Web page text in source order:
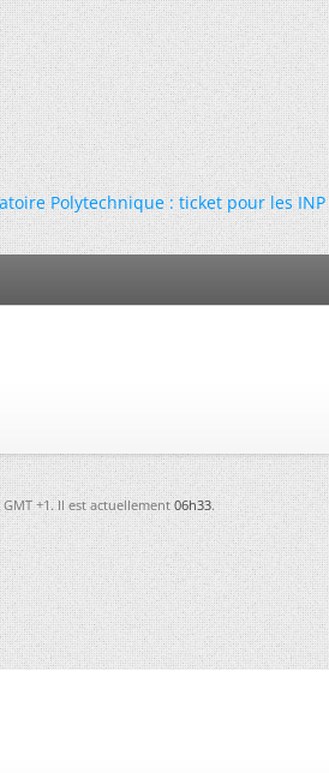
Polytechnique : ticket pour les
+1. Il est actuellement06h33.